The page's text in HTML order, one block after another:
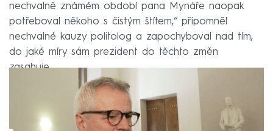
nechvalně známém období pana Mynáře naopak
potřeboval někoho s čistým štítem,“ připomněl
nechvalné kauzy politolog a zapochyboval nad tím,
do jaké míry sám prezident do těchto změn
zasahuje.